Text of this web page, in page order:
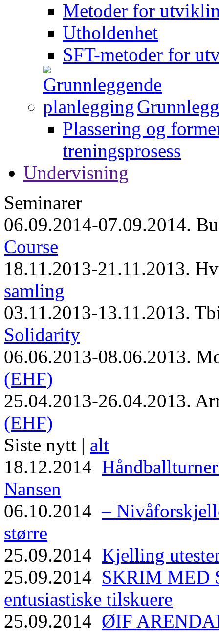
Metoder for
Utholdenhet
SFT-metoder for
Plassering og
treningsprosess
Undervisning
Seminarer
06.09.2014-07.09.2014.
Course
18.11.2013-21.11.2013.
samling
03.11.2013-13.11.2013.
Solidarity
06.06.2013-08.06.2013.
(EHF)
25.04.2013-26.04.2013.
(EHF)
Siste nytt | alt
18.12.2014
Nansen
06.10.2014–
større
25.09.2014 Kjelling
25.09.2014 SKRIM MED
entusiastiske tilskuere
25.09.2014 ØIF